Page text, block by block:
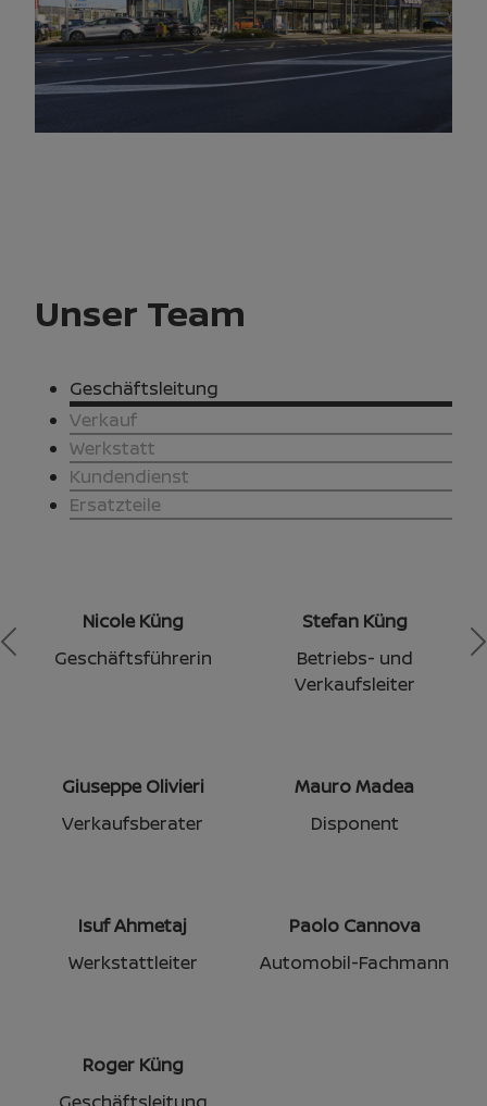
Unser Team
Geschäftsleitung
Verkauf
Werkstatt
Kundendienst
Ersatzteile
Nicole Küng
Geschäftsführerin
Stefan Küng
Betriebs- und
Verkaufsleiter
Previous
Giuseppe Olivieri
Verkaufsberater
Mauro Madea
Disponent
Isuf Ahmetaj
Werkstattleiter
Paolo Cannova
Automobil-Fachmann
Roger Küng